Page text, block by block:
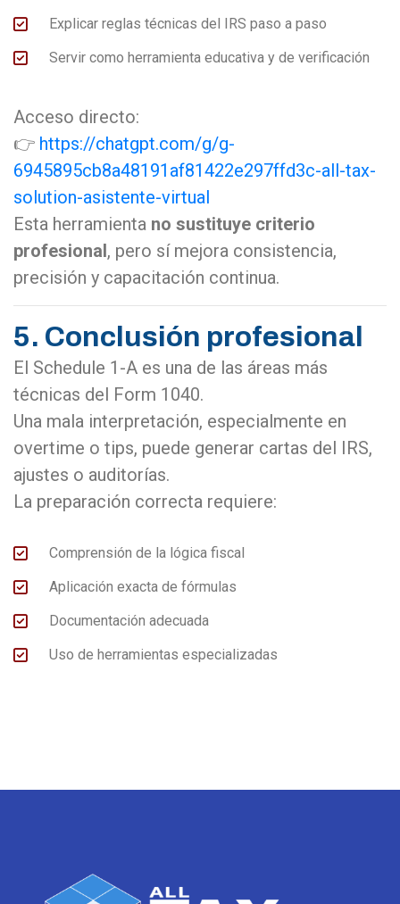
Explicar reglas técnicas del IRS paso a paso
Servir como herramienta educativa y de verificación
Acceso directo:
👉 https://chatgpt.com/g/g-
6945895cb8a48191af81422e297ffd3c-all-tax-
solution-asistente-virtual
Esta herramienta no sustituye criterio
profesional, pero sí mejora consistencia,
precisión y capacitación continua.
5. Conclusión profesional
El Schedule 1-A es una de las áreas más
técnicas del Form 1040.
Una mala interpretación, especialmente en
overtime o tips, puede generar cartas del IRS,
ajustes o auditorías.
La preparación correcta requiere:
Comprensión de la lógica fiscal
Aplicación exacta de fórmulas
Documentación adecuada
Uso de herramientas especializadas